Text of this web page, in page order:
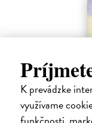
K prevádzke
využívame